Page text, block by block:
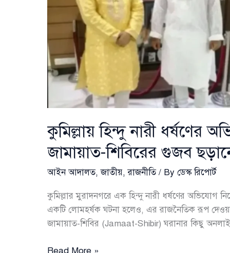
কুমিল্লায় হিন্দু নারী ধর্ষণের
জামায়াত-শিবিরের গুজব
আইন আদালত,জাতীয়,রাজনীতি/ By ডেস্ক রিপোর্ট
কুমিল্লার মুরাদনগরে এক হিন্দু নারী ধর্ষণের অভিযোগ
একটি লোমহর্ষক ঘটনা হলেও, এর রাজনৈতিক রূপ
জামায়াত-শিবির (Jamaat-Shibir) ঘরানার কিছু
কুমিল্লায়
Read More »